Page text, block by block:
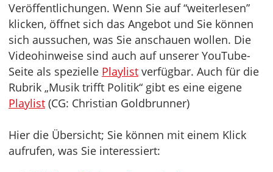
Veröffentlichungen. Wenn Sie auf “weiterlesen”
klicken, öffnet sich das Angebot und Sie können
sich aussuchen, was Sie anschauen wollen. Die
Videohinweise sind auch auf unserer YouTube-
Seite als spezielle Playlist verfügbar. Auch für die
Rubrik „Musik trifft Politik“ gibt es eine eigene
Playlist (CG: Christian Goldbrunner)
Hier die Übersicht; Sie können mit einem Klick
aufrufen, was Sie interessiert: